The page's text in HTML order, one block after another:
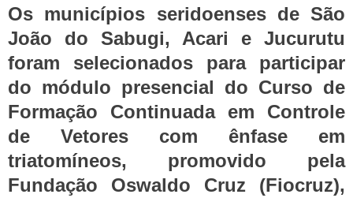
Os municípios seridoenses de São
João do Sabugi, Acari e Jucurutu
foram selecionados para participar
do módulo presencial do Curso de
Formação Continuada em Controle
de Vetores com ênfase em
triatomíneos, promovido pela
Fundação Oswaldo Cruz (Fiocruz),